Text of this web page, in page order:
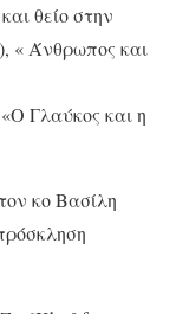
θείο στην
« Άνθρωπος και
Γλαύκος και η
κο Βασίλη